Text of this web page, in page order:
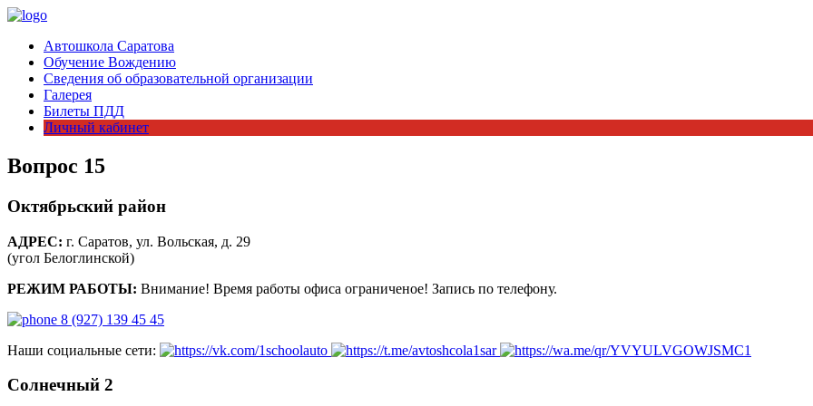
Автошкола Саратова
Обучение Вождению
Сведения об образовательной организации
Галерея
Билеты ПДД
Личный кабинет
Вопрос 15
Октябрьский район
АДРЕС: г. Саратов, ул. Вольская, д. 29
(угол Белоглинской)
РЕЖИМ РАБОТЫ: Внимание! Время работы офиса ограниченое! Запись по телефону.
8 (927) 139 45 45
Наши социальные сети:
Солнечный 2